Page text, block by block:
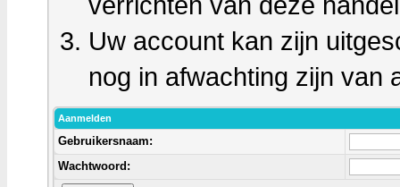
Uw account kan zijn
nog in afwachting zijn van
Aanmelden
Gebruikersnaam:
Wachtwoord: